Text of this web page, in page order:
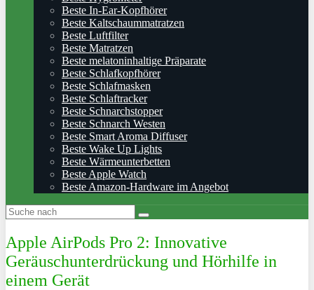
Beste In-Ear-Kopfhörer
Beste Kaltschaummatratzen
Beste Luftfilter
Beste Matratzen
Beste melatoninhaltige Präparate
Beste Schlafkopfhörer
Beste Schlafmasken
Beste Schlaftracker
Beste Schnarchstopper
Beste Schnarch Westen
Beste Smart Aroma Diffuser
Beste Wake Up Lights
Beste Wärmeunterbetten
Beste Apple Watch
Beste Amazon-Hardware im Angebot
Apple AirPods Pro 2: Innovative
Geräuschunterdrückung und Hörhilfe in
einem Gerät